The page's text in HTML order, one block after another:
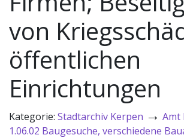
von
öffentlichen
Einrichtungen
Kategorie: Stadtarchiv Kerpen → Amt
1.06.02 Baugesuche, verschiedene